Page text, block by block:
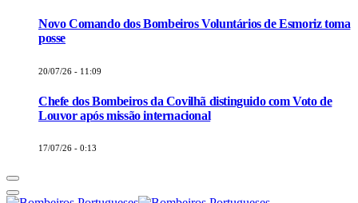
Novo Comando dos Bombeiros Voluntários de Esmoriz toma
posse
20/07/26 - 11:09
Chefe dos Bombeiros da Covilhã distinguido com Voto de
Louvor após missão internacional
17/07/26 - 0:13